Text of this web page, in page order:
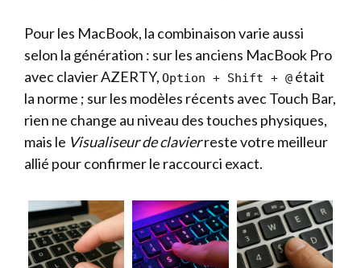
Pour les MacBook, la combinaison varie aussi
selon la génération : sur les anciens MacBook Pro
avec clavier AZERTY, Option + Shift + @ était
la norme ; sur les modèles récents avec Touch Bar,
rien ne change au niveau des touches physiques,
mais le Visualiseur de clavierreste votre meilleur
allié pour confirmer le raccourci exact.